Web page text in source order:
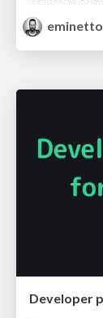
eminetto